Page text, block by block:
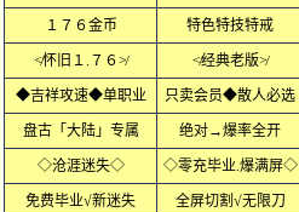
１７６金币 特色特技特戒
≮怀旧１.７６≯ ≮经典老版≯
◆吉祥攻速◆单职业 只卖会员◆散人必选
盘古「大陆」专属 绝对→爆率全开
◇沧涯迷失◇ ◇零充毕业.爆满屏◇
免费毕业√新迷失 全屏切割√无限刀